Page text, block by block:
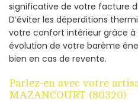
significative de votre facture
D’éviter les déperditions
votre confort intérieur grâce à
évolution de votre barème
bien en cas de revente.
Parlez-en avec votre
MAZANCOURT (80320)